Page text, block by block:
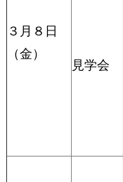
３月８日
（金）
見学会